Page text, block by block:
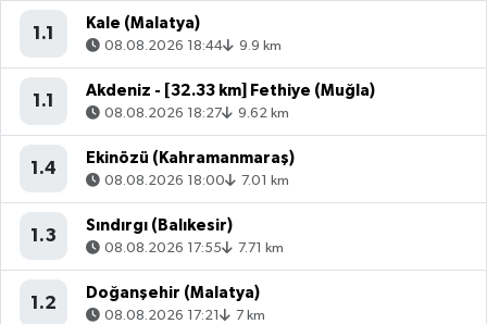
1.1
Kale (Malatya)
08.08.2026 18:44 9.9 km
1.1
Akdeniz - [32.33 km] Fethiye (Muğla)
08.08.2026 18:27 9.62 km
1.4
Ekinözü (Kahramanmaraş)
08.08.2026 18:00 7.01 km
1.3
Sındırgı (Balıkesir)
08.08.2026 17:55 7.71 km
1.2
Doğanşehir (Malatya)
08.08.2026 17:21 7 km